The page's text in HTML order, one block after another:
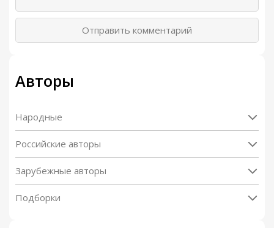
Отправить комментарий
Авторы
Народные
Российские авторы
Зарубежные авторы
Подборки